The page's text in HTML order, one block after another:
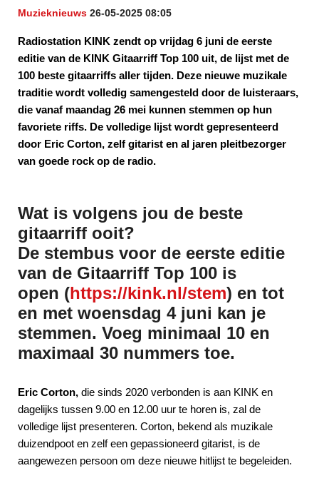
Muzieknieuws 26-05-2025 08:05
Radiostation KINK zendt op vrijdag 6 juni de eerste
editie van de KINK Gitaarriff Top 100 uit, de lijst met de
100 beste gitaarriffs aller tijden. Deze nieuwe muzikale
traditie wordt volledig samengesteld door de luisteraars,
die vanaf maandag 26 mei kunnen stemmen op hun
favoriete riffs. De volledige lijst wordt gepresenteerd
door Eric Corton, zelf gitarist en al jaren pleitbezorger
van goede rock op de radio.
Wat is volgens jou de beste
gitaarriff ooit?
De stembus voor de eerste editie
van de Gitaarriff Top 100 is
open (https://kink.nl/stem) en tot
en met woensdag 4 juni kan je
stemmen. Voeg minimaal 10 en
maximaal 30 nummers toe.
Eric Corton, die sinds 2020 verbonden is aan KINK en
dagelijks tussen 9.00 en 12.00 uur te horen is, zal de
volledige lijst presenteren. Corton, bekend als muzikale
duizendpoot en zelf een gepassioneerd gitarist, is de
aangewezen persoon om deze nieuwe hitlijst te begeleiden.